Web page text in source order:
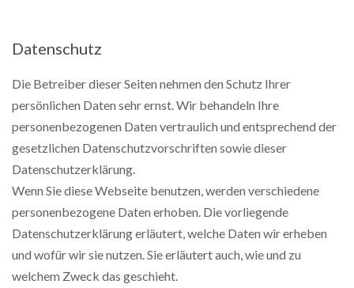
Datenschutz
Die Betreiber dieser Seiten nehmen den Schutz Ihrer
persönlichen Daten sehr ernst. Wir behandeln Ihre
personenbezogenen Daten vertraulich und entsprechend der
gesetzlichen Datenschutzvorschriften sowie dieser
Datenschutzerklärung.
Wenn Sie diese Webseite benutzen, werden verschiedene
personenbezogene Daten erhoben. Die vorliegende
Datenschutzerklärung erläutert, welche Daten wir erheben
und wofür wir sie nutzen. Sie erläutert auch, wie und zu
welchem Zweck das geschieht.